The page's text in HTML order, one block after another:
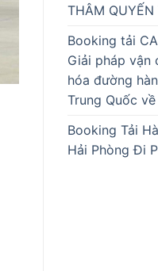
THÂM QUYẾN
Booking tải
Giải pháp vận
hóa đường
Trung Quốc
Booking Tải
Hải Phòng Đi